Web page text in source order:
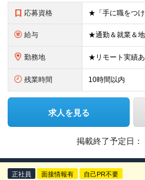
応募資格
給与
勤務地
残業時間 10時間以内
求人を見る
掲載終了予定日：
正社員 面接情報有 自己PR不要